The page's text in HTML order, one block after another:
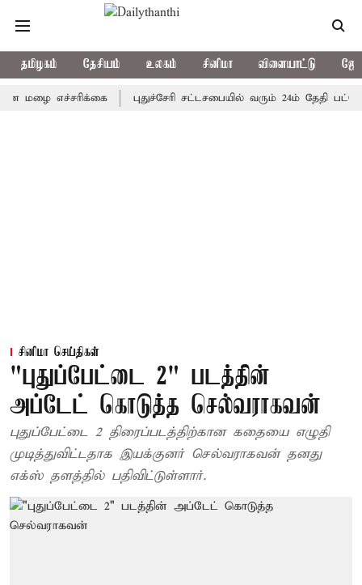
தமிழகம் தேசியம் உலகம் சினிமா விளையாட்டு
எச்சரிக்கை புதுச்சேரி சட்டசபையில் வரும் 24ம் தேதி பட்ஜெட்
சினிமா செய்திகள்
"புதுப்பேட்டை 2" படத்தின்
அப்டேட் கொடுத்த செல்வராகவன்
புதுப்பேட்டை 2 திரைப்படத்திற்கான கதையை எழுதி
முடித்துவிட்டதாக இயக்குனர் செல்வராகவன் தனது
எக்ஸ் தளத்தில் பதிவிட்டுள்ளார்.